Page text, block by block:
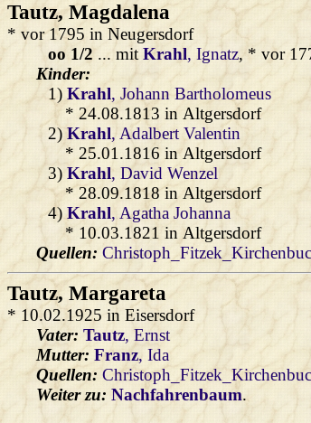
Tautz, Magdalena
* vor 1795 in Neugersdorf
oo 1/2 ... mitKrahl, Ignatz, * vor
Kinder:
1)Krahl, Johann Bartholomeus
* 24.08.1813 in Altgersdorf
2)Krahl, Adalbert Valentin
* 25.01.1816 in Altgersdorf
3)Krahl, David Wenzel
* 28.09.1818 in Altgersdorf
4)Krahl, Agatha Johanna
* 10.03.1821 in Altgersdorf
Quellen:
Tautz, Margareta
* 10.02.1925 in Eisersdorf
Vater: Tautz, Ernst
Mutter: Franz, Ida
Quellen:
Weiter zu: Nachfahrenbaum.